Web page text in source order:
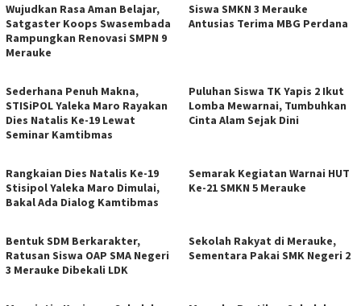
Wujudkan Rasa Aman Belajar,
Satgaster Koops Swasembada
Rampungkan Renovasi SMPN 9
Merauke
Siswa SMKN 3 Merauke
Antusias Terima MBG Perdana
Sederhana Penuh Makna,
STISiPOL Yaleka Maro Rayakan
Dies Natalis Ke-19 Lewat
Seminar Kamtibmas
Puluhan Siswa TK Yapis 2 Ikut
Lomba Mewarnai, Tumbuhkan
Cinta Alam Sejak Dini
Rangkaian Dies Natalis Ke-19
Stisipol Yaleka Maro Dimulai,
Bakal Ada Dialog Kamtibmas
Semarak Kegiatan Warnai HUT
Ke-21 SMKN 5 Merauke
Bentuk SDM Berkarakter,
Ratusan Siswa OAP SMA Negeri
3 Merauke Dibekali LDK
Sekolah Rakyat di Merauke,
Sementara Pakai SMK Negeri 2